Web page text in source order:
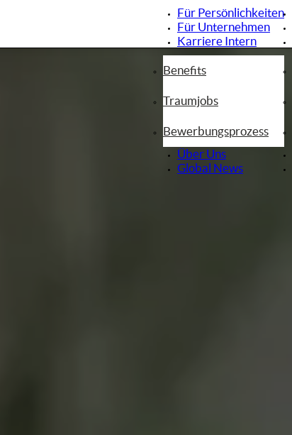
Für Persönlichkeiten
Für Unternehmen
Karriere Intern
Benefits
Traumjobs
Bewerbungsprozess
Über Uns
Global News